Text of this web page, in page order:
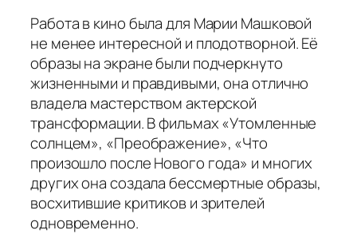
Работа в кино была для Марии Машковой
не менее интересной и плодотворной. Её
образы на экране были подчеркнуто
жизненными и правдивыми, она отлично
владела мастерством актерской
трансформации. В фильмах «Утомленные
солнцем», «Преображение», «Что
произошло после Нового года» и многих
других она создала бессмертные образы,
восхитившие критиков и зрителей
одновременно.